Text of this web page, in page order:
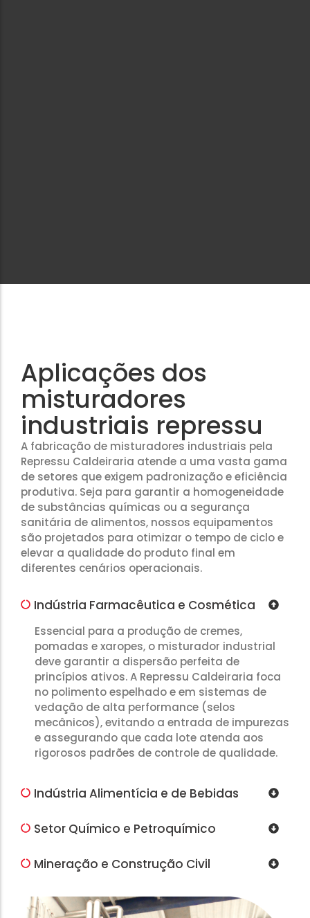
Aplicações dos
misturadores
industriais repressu
A fabricação de misturadores industriais pela
Repressu Caldeiraria atende a uma vasta gama
de setores que exigem padronização e eficiência
produtiva. Seja para garantir a homogeneidade
de substâncias químicas ou a segurança
sanitária de alimentos, nossos equipamentos
são projetados para otimizar o tempo de ciclo e
elevar a qualidade do produto final em
diferentes cenários operacionais.
Indústria Farmacêutica e Cosmética
Essencial para a produção de cremes,
pomadas e xaropes, o misturador industrial
deve garantir a dispersão perfeita de
princípios ativos. A Repressu Caldeiraria foca
no polimento espelhado e em sistemas de
vedação de alta performance (selos
mecânicos), evitando a entrada de impurezas
e assegurando que cada lote atenda aos
rigorosos padrões de controle de qualidade.
Indústria Alimentícia e de Bebidas
Setor Químico e Petroquímico
Mineração e Construção Civil